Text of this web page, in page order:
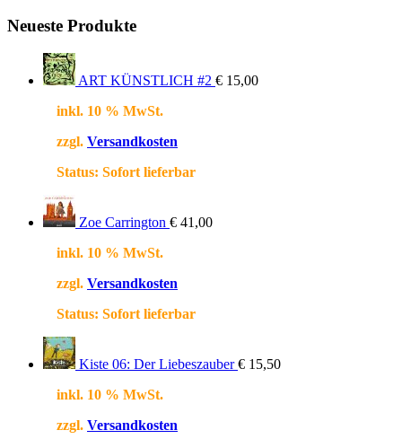
Neueste Produkte
ART KÜNSTLICH #2 € 15,00
inkl. 10 % MwSt.
zzgl. Versandkosten
Status: Sofort lieferbar
Zoe Carrington € 41,00
inkl. 10 % MwSt.
zzgl. Versandkosten
Status: Sofort lieferbar
Kiste 06: Der Liebeszauber € 15,50
inkl. 10 % MwSt.
zzgl. Versandkosten